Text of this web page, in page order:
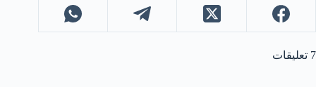
7 تعليقات